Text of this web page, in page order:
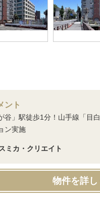
ント
谷」駅徒歩1分！山手線「目
ン実施
ミカ・クリエイト
物件を詳し